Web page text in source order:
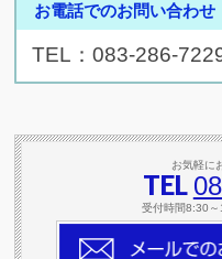
お電話でのお問い合わせ
TEL：083-286-
お気軽に
TEL
受付時間8:30